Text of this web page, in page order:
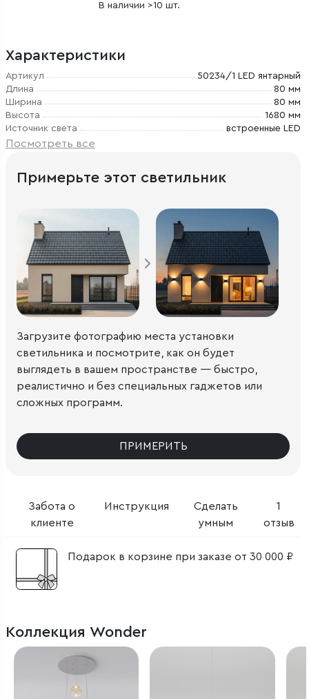
В наличии >10 шт.
Характеристики
Артикул
50234/1 LED янтарный
Длина
80 мм
Ширина
80 мм
Высота
1680 мм
Источник света
встроенные LED
Посмотреть все
Забота о
клиенте
Инструкция
Сделать
умным
1
отзыв
Подарок в корзине при заказе от 30 000 ₽
Примерьте этот светильник
Загрузите фотографию места установки
светильника и посмотрите, как он будет
выглядеть в вашем пространстве — быстро,
реалистично и без специальных гаджетов или
сложных программ.
ПРИМЕРИТЬ
Коллекция Wonder